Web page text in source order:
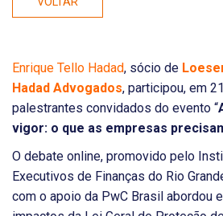
Enrique Tello Hadad, sócio de
Hadad Advogados, participou, em
palestrantes convidados do evento “
vigor: o que as empresas
O debate online, promovido pelo
Executivos de Finanças do Rio
com o apoio da PwC Brasil abordou